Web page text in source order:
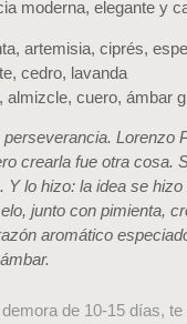
moderna, elegante y
artemisia, ciprés,
cedro, lavanda
almizcle, cuero, ámbar
Lorenzo
crearla fue otra cosa.
lo hizo: la idea se
junto con pimienta,
aromático
de 10-15 días,